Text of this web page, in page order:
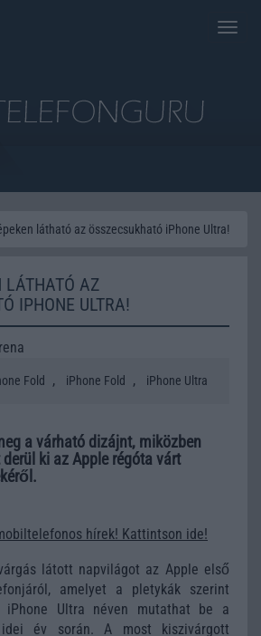
Toggle
látható az összecsukható iPhone Ultra!
LÁTHATÓ AZ
IPHONE ULTRA!
Fold , iPhone Fold , iPhone Ultra
a várható dizájnt, miközben
ki az Apple régóta várt
hírek! Kattintson ide!
látott napvilágot az Apple első
amelyet a pletykák szerint
iPhone Ultra néven mutathat be a
év során. A most kiszivárgott